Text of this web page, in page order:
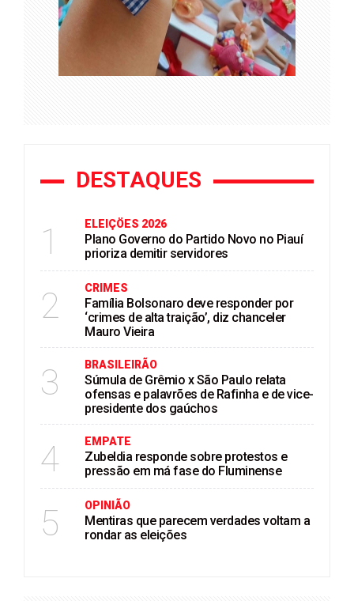
DESTAQUES
1 ELEIÇÖES 2026
Plano Governo do Partido Novo no Piauí
prioriza demitir servidores
2 CRIMES
Família Bolsonaro deve responder por
‘crimes de alta traição’, diz chanceler
Mauro Vieira
3 BRASILEIRÃO
Súmula de Grêmio x São Paulo relata
ofensas e palavrões de Rafinha e de vice-
presidente dos gaúchos
4 EMPATE
Zubeldia responde sobre protestos e
pressão em má fase do Fluminense
5 OPINIÃO
Mentiras que parecem verdades voltam a
rondar as eleições